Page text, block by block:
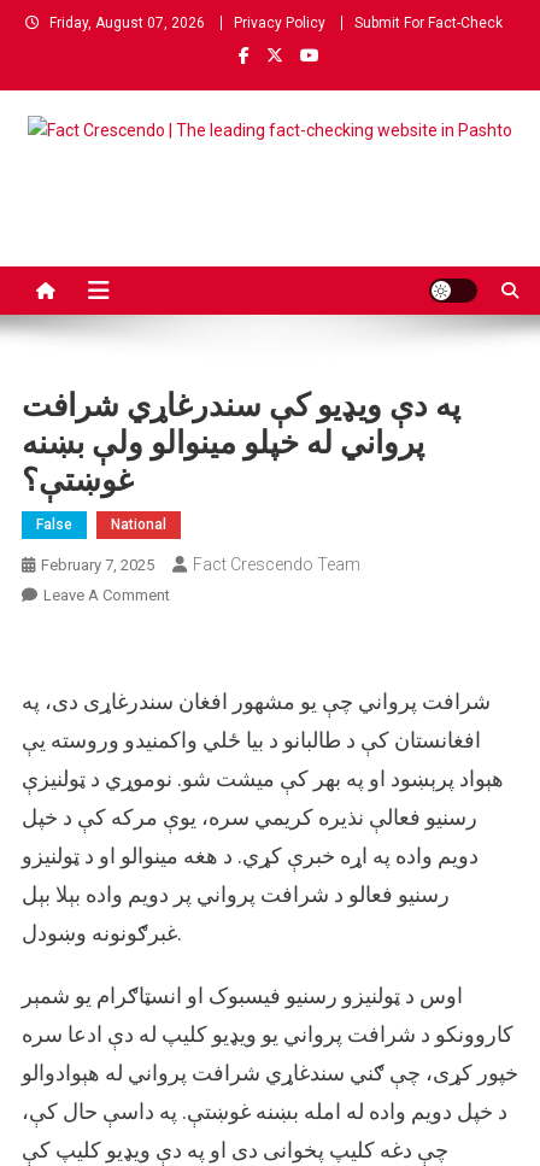
Skip
Friday, August 07, 2026 Privacy Policy Submit For Fact-Check
Pashto
په دې ویډیو کې سندرغاړي شرافت
پرواني له خپلو مینوالو ولې بښنه
غوښتې؟
False National
February 7, 2025 Fact Crescendo Team
Leave A CommentOn
کې
سندرغاړي
پرواني
له
ولې
بښنه
شرافت پرواني چې یو مشهور افغان سندرغاړی دی، په
افغانستان کې د طالبانو د بیا ځلي واکمنیدو وروسته یې
هېواد پرېښود او په بهر کې میشت شو. نوموړي د ټولنیزې
رسنیو فعالې نذیره کریمي سره، یوې مرکه کې د خپل
دویم واده په اړه خبرې کړي. د هغه مینوالو او د ټولنیزو
رسنیو فعالو د شرافت پرواني پر دویم واده بېلا بېل
غبرګونونه وښودل.
اوس د ټولنیزو رسنیو فیسبوک او انسټاګرام یو شمېر
کاروونکو د شرافت پرواني یو ویډیو کلیپ له دې ادعا سره
خپور کړی، چې ګني سندغاړي شرافت پرواني له هېوادوالو
د خپل دویم واده له امله بښنه غوښتې. په داسې حال کې،
چې دغه کلیپ پخوانی دی او په دې ویډیو کلیپ کې